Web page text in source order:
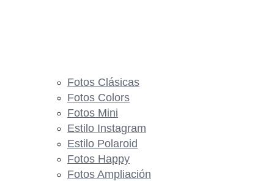
Fotos Clásicas
Fotos Colors
Fotos Mini
Estilo Instagram
Estilo Polaroid
Fotos Happy
Fotos Ampliación